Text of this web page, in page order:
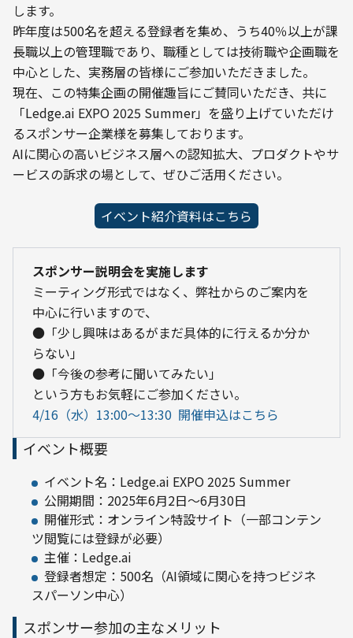
します。
昨年度は500名を超える登録者を集め、うち40％以上が課
長職以上の管理職であり、職種としては技術職や企画職を
中心とした、実務層の皆様にご参加いただきました。
現在、この特集企画の開催趣旨にご賛同いただき、共に
「Ledge.ai EXPO 2025 Summer」を盛り上げていただけ
るスポンサー企業様を募集しております。
AIに関心の高いビジネス層への認知拡大、プロダクトやサ
ービスの訴求の場として、ぜひご活用ください。
イベント紹介資料はこちら
スポンサー説明会を実施します
ミーティング形式ではなく、弊社からのご案内を
中心に行いますので、
●「少し興味はあるがまだ具体的に行えるか分か
らない」
●「今後の参考に聞いてみたい」
という方もお気軽にご参加ください。
4/16（水）13:00〜13:30  開催申込はこちら
イベント概要
イベント名：Ledge.ai EXPO 2025 Summer
公開期間：2025年6月2日～6月30日
開催形式：オンライン特設サイト（一部コンテン
ツ閲覧には登録が必要）
主催：Ledge.ai
登録者想定：500名（AI領域に関心を持つビジネ
スパーソン中心）
スポンサー参加の主なメリット